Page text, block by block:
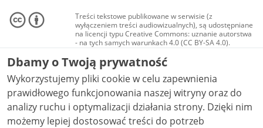
Treści tekstowe publikowane w serwisie (z
wyłączeniem treści audiowizualnych), są udostępniane
na licencji typu Creative Commons: uznanie autorstwa
- na tych samych warunkach 4.0 (CC BY-SA 4.0).
Materiały audiowizualne, w tym zdjęcia, materiały
audio i wideo, są udostępniane na licencji typu
Creative Commons: uznanie autorstwa użycie
niekomercyjne - bez utworów zależnych 4.0 (CC BY-
NC-ND 4.0), o ile nie jest to stwierdzone inaczej.
Dbamy o Twoją prywatność
Wykorzystujemy pliki cookie w celu zapewnienia
prawidłowego funkcjonowania naszej witryny oraz do
analizy ruchu i optymalizacji działania strony. Dzięki nim
możemy lepiej dostosować treści do potrzeb